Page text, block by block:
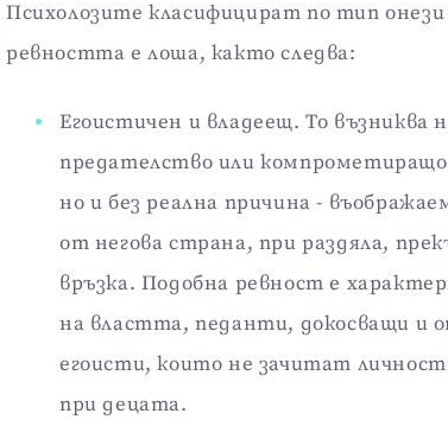
Психолозите класифицират по тип онези
ревността е лоша, както следва:
Егоистичен и владеещ. То възниква
предателство или
но и без реална причина -
от негова страна, при раздяла,
връзка. Подобна ревност е
на властта, педанти, докосващи и
егоисти, които не зачитат
при децата.